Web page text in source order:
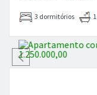
3 dormitórios
Anterior